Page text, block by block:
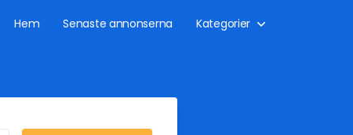
Hem Senaste annonserna Kategorier